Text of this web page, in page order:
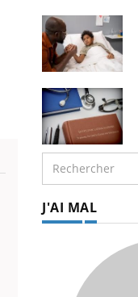
J'AI MAL